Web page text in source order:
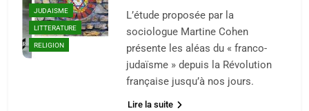
JUDAISME
LITTERATURE
RELIGION
L’étude proposée par la
sociologue Martine Cohen
présente les aléas du « franco-
judaïsme » depuis la Révolution
française jusqu’à nos jours.
Lire la suite